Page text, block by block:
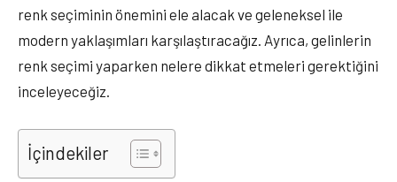
renk seçiminin önemini ele alacak ve geleneksel ile
modern yaklaşımları karşılaştıracağız. Ayrıca, gelinlerin
renk seçimi yaparken nelere dikkat etmeleri gerektiğini
inceleyeceğiz.
İçindekiler